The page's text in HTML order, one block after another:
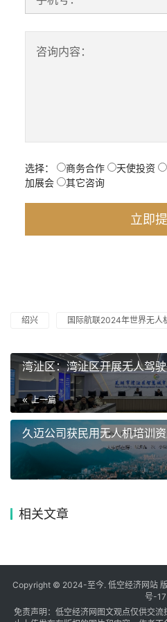
咨询内容：
选择： 商务合作 天使投资
加展会
其它咨询
绍兴 国际航联2024年世界无人
湾沚区：湾沚区开展无人驾
上一篇
久迈公司获民用无人机培训
相关文章
Copyright © 2024-至今. 低空经济网站 版
号-17
免责声明：低空经济网图文观点仅供交